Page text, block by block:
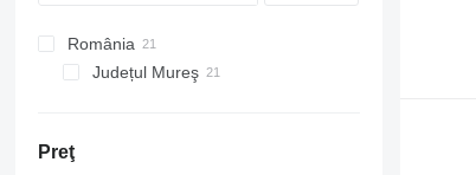
România
Județul Mureş
Preţ